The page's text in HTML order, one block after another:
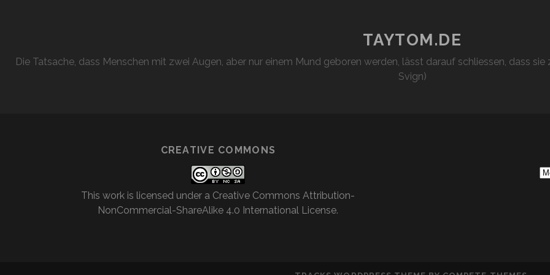
TAYTOM.DE
Die Tatsache, dass Menschen mit zwei Augen, aber nur einem Mund geboren werden, lässt darauf schliessen, dass
Svign)
CREATIVE COMMONS
This work is licensed under a Creative Commons Attribution-
NonCommercial-ShareAlike 4.0 International License.